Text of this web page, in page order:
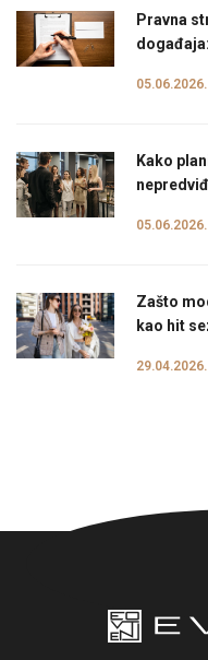
Pravna
05.06.2026.
Kako
05.06.2026.
Zašto
kao hit
29.04.2026.